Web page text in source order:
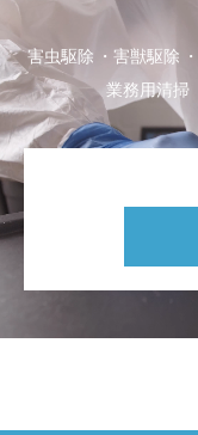
害虫駆除 害獣駆除
業務用清掃